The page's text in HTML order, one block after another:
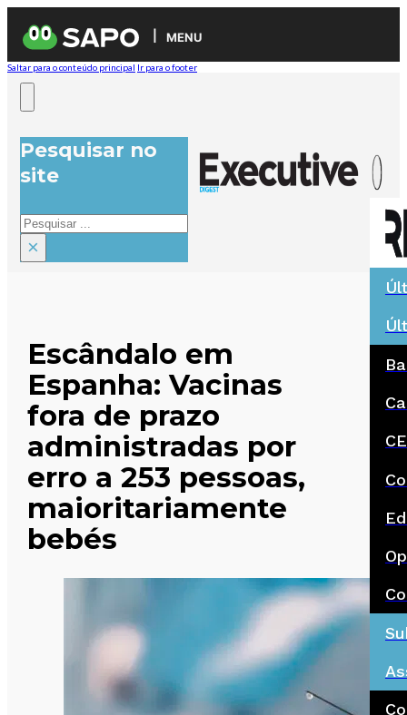
MENU
Saltar para o conteúdo principal Ir para o footer
Pesquisar no
site
Pesquisar
×
Escândalo em
Espanha: Vacinas
fora de prazo
administradas por
erro a 253 pessoas,
maioritariamente
bebés